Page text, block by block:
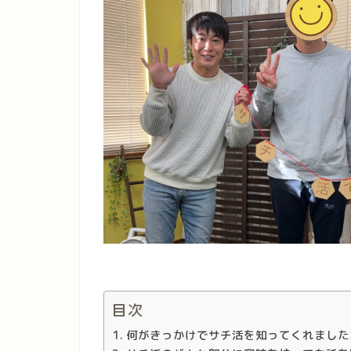
目次
何がきっかけでサチ活を知ってくれまし